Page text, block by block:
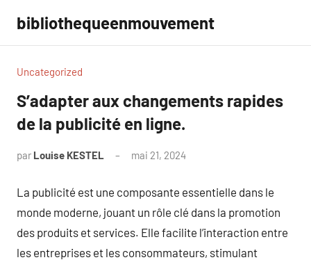
contenu
bibliothequeenmouvement
Uncategorized
S’adapter aux changements rapides
de la publicité en ligne.
par Louise KESTEL mai 21, 2024
La publicité est une composante essentielle dans le
monde moderne, jouant un rôle clé dans la promotion
des produits et services. Elle facilite l’interaction entre
les entreprises et les consommateurs, stimulant